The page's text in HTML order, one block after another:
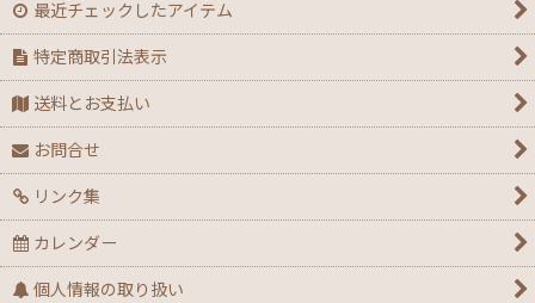
【クリスマス】ノエル箱
【クリスマス】★全力応援！X’masグッズ
最近チェックしたアイテム
特定商取引法表示
送料とお支払い
お問合せ
リンク集
カレンダー
個人情報の取り扱い